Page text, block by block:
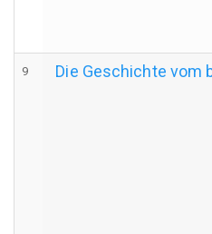
9 Die Geschichte vom